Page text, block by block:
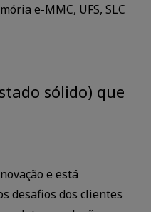
e-MMC, UFS, SLC
sólido) que
e está
desafios dos clientes